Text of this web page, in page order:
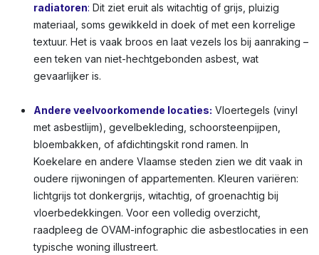
radiatoren: Dit ziet eruit als witachtig of grijs, pluizig
materiaal, soms gewikkeld in doek of met een korrelige
textuur. Het is vaak broos en laat vezels los bij aanraking –
een teken van niet-hechtgebonden asbest, wat
gevaarlijker is.
Andere veelvoorkomende locaties:
Vloertegels (vinyl
met asbestlijm), gevelbekleding, schoorsteenpijpen,